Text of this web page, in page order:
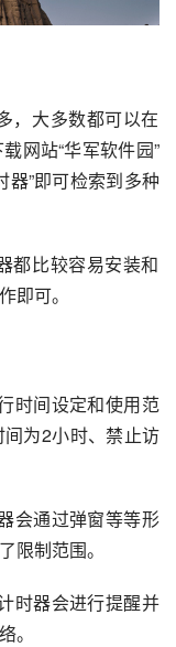
网站“华军软件园”
器”即可检索到多种
即可。
为2小时、禁止访
限制范围。
。